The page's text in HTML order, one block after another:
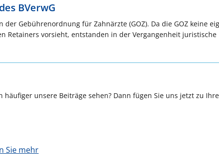
BVerwG
Gebührenordnung für Zahnärzte (GOZ). Da die GOZ keine
Retainers vorsieht, entstanden in der Vergangenheit juristische
unsere Beiträge sehen? Dann fügen Sie uns jetzt zu
Sie mehr